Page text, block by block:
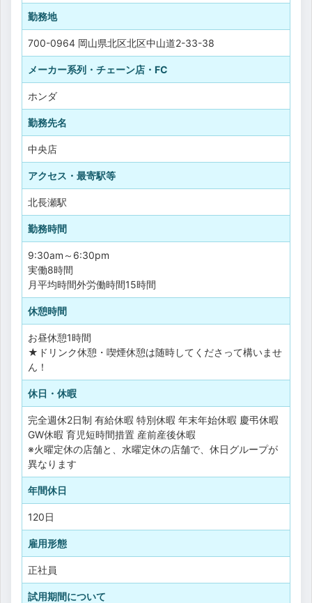
勤務地
700-0964 岡山県北区北区中山道2-33-38
メーカー系列・チェーン店・FC
ホンダ
勤務先名
中央店
アクセス・最寄駅等
北長瀬駅
勤務時間
9:30am～6:30pm
実働8時間
月平均時間外労働時間15時間
休憩時間
お昼休憩1時間
★ドリンク休憩・喫煙休憩は随時してくださって構いませ
ん！
休日・休暇
完全週休2日制 有給休暇 特別休暇 年末年始休暇 慶弔休暇
GW休暇 育児短時間措置 産前産後休暇
※火曜定休の店舗と、水曜定休の店舗で、休日グループが
異なります
年間休日
120日
雇用形態
正社員
試用期間について